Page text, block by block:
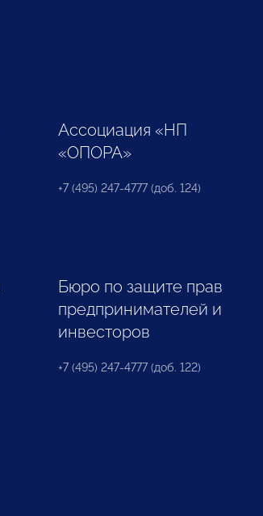
Ассоциация «НП
«ОПОРА»
+7 (495) 247-4777 (доб. 124)
Бюро по защите прав
предпринимателей и
инвесторов
+7 (495) 247-4777 (доб. 122)